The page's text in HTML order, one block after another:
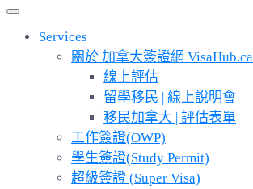
Services
關於 加拿大簽證網 VisaHub.ca
線上評估
留學移民 | 線上說明會
移民加拿大 | 評估表單
工作簽證(OWP)
學生簽證(Study Permit)
超級簽證 (Super Visa)